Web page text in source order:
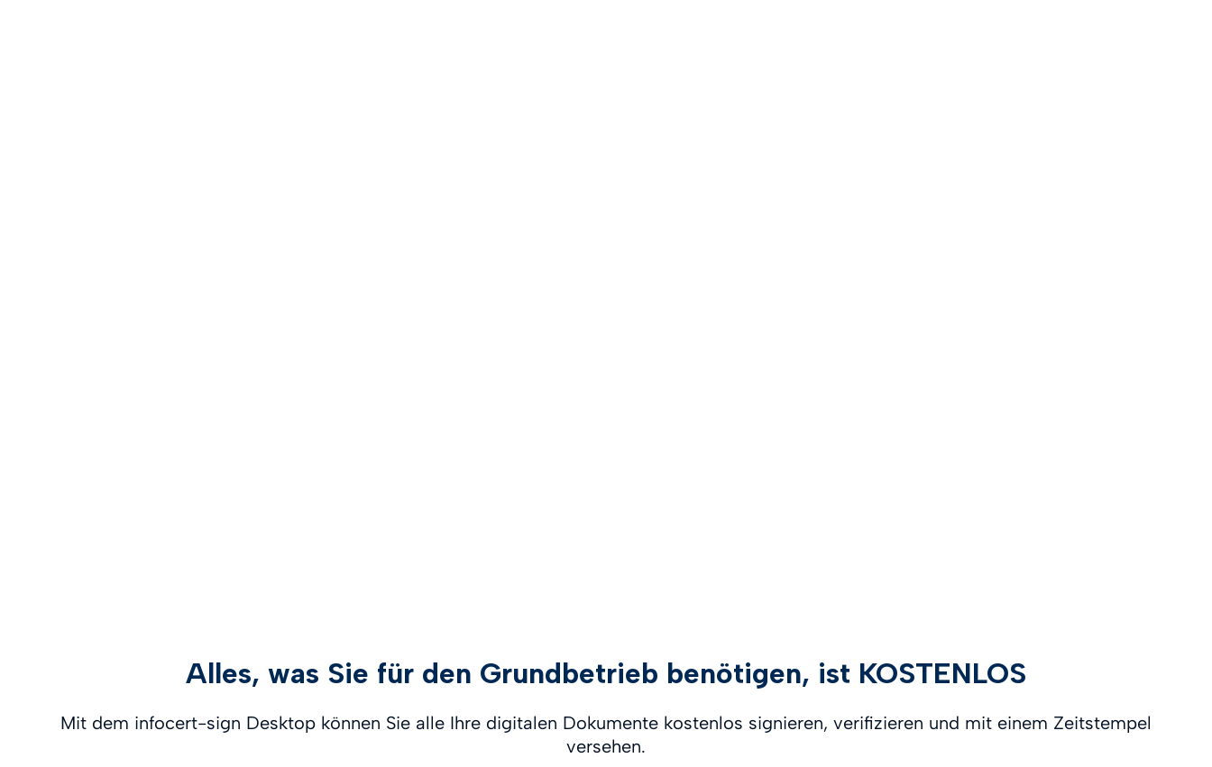
Alles, was Sie für den Grundbetrieb benötigen, ist KOSTENLOS
Mit dem infocert-sign Desktop können Sie alle Ihre digitalen Dokumente kostenlos signieren, verifizieren und mit einem Zeitstempel
versehen.